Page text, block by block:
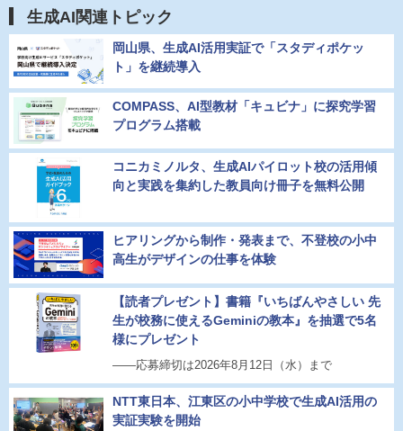
生成AI関連トピック
岡山県、生成AI活用実証で「スタディポケッ
ト」を継続導入
COMPASS、AI型教材「キュビナ」に探究学習
プログラム搭載
コニカミノルタ、生成AIパイロット校の活用傾
向と実践を集約した教員向け冊子を無料公開
ヒアリングから制作・発表まで、不登校の小中
高生がデザインの仕事を体験
【読者プレゼント】書籍『いちばんやさしい 先
生が校務に使えるGeminiの教本』を抽選で5名
様にプレゼント
――応募締切は2026年8月12日（水）まで
NTT東日本、江東区の小中学校で生成AI活用の
実証実験を開始